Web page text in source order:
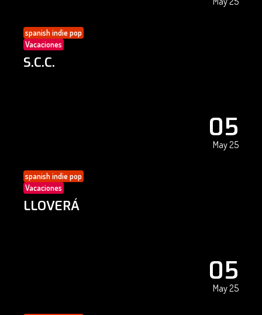
spanish indie pop
Vacaciones
S.C.C.
05
May 25
spanish indie pop
Vacaciones
LLOVERÁ
05
May 25